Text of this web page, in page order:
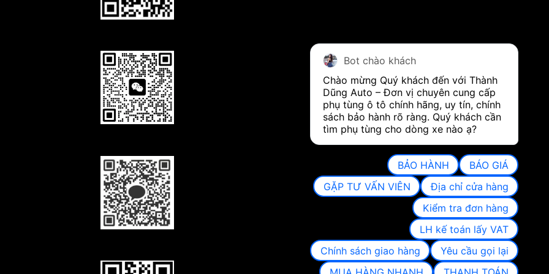
Bot chào khách
Chào mừng Quý khách đến với Thành
Dũng Auto – Đơn vị chuyên cung cấp
phụ tùng ô tô chính hãng, uy tín, chính
sách bảo hành rõ ràng. Quý khách cần
tìm phụ tùng cho dòng xe nào ạ?
BẢO HÀNH
BÁO GIÁ
GẶP TƯ VẤN VIÊN
Địa chỉ cửa hàng
Kiểm tra đơn hàng
LH kế toán lấy VAT
Chính sách giao hàng
Yêu cầu gọi lại